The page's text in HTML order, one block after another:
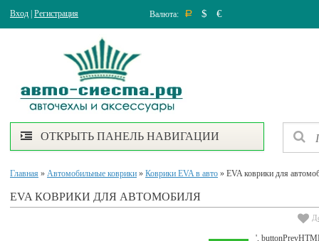
Вход Регистрация Валюта: Р $ €
ОТКРЫТЬ ПАНЕЛЬ НАВИГАЦИИ
Главная » Автомобильные коврики » Коврики EVA в авто » EVA коврики для
EVA КОВРИКИ ДЛЯ АВТОМОБИЛЯ
',